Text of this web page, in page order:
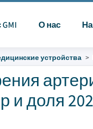
О нас
устройства
доля